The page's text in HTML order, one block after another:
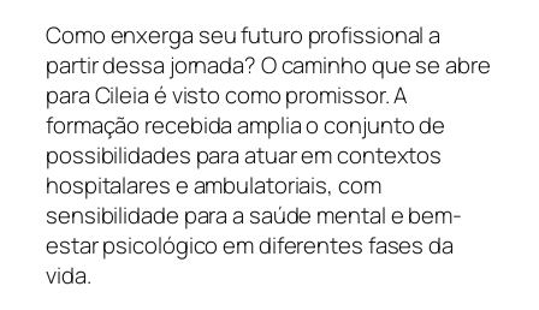
Como enxerga seu futuro profissional a
partir dessa jornada? O caminho que se abre
para Cileia é visto como promissor. A
formação recebida amplia o conjunto de
possibilidades para atuar em contextos
hospitalares e ambulatoriais, com
sensibilidade para a saúde mental e bem-
estar psicológico em diferentes fases da
vida.